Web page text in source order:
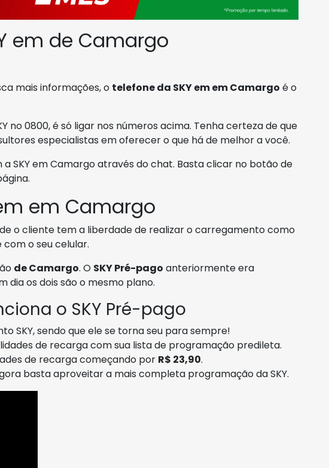
em de Camargo
mais informações, o telefone da SKY em em Camargo é o
no 0800, é só ligar nos números acima. Tenha certeza de que
especialistas em oferecer o que há de melhor a você.
SKY em Camargo através do chat. Basta clicar no botão de
em Camargo
o cliente tem a liberdade de realizar o carregamento como
com o seu celular.
de Camargo. O SKY Pré-pago anteriormente era
dia os dois são o mesmo plano.
o SKY Pré-pago
SKY, sendo que ele se torna seu para sempre!
de recarga com sua lista de programação predileta.
de recarga começando por R$ 23,90.
basta aproveitar a mais completa programação da SKY.